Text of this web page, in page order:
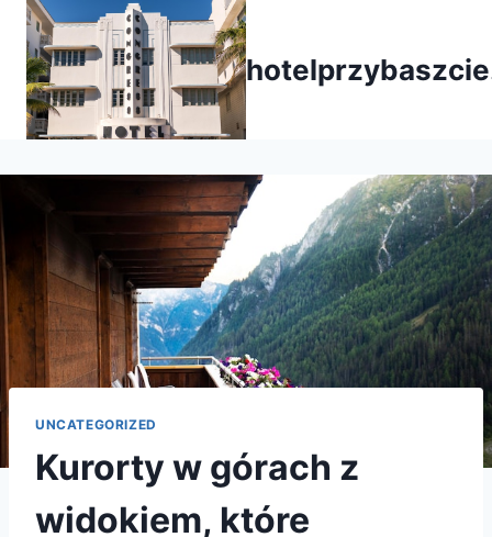
Przejdź
treści
UNCATEGORIZED
Kurorty w górach z
widokiem, które